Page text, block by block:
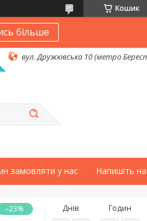
Кошик
більше
вул. Дружківська 10 (метро
замовляти у нас Напишіть
–23% Днів Годин